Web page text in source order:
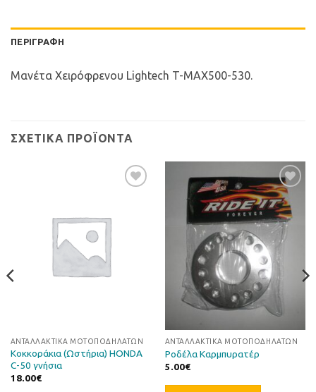
ΠΕΡΙΓΡΑΦΉ
Μανέτα Χειρόφρενου Lightech T-MAX500-530.
ΣΧΕΤΙΚΆ ΠΡΟΪΌΝΤΑ
Επιθυμιών
ΑΝΤΑΛΛΑΚΤΙΚΆ ΜΟΤΟΠΟΔΗΛΆΤΩΝ
Κοκκοράκια (Ωστήρια) HONDA
C-50 γνήσια
18.00€
Προσθήκη
στη Λίστα
Επιθυμιών
ΑΝΤΑΛΛΑΚΤΙΚΆ ΜΟΤΟΠΟΔΗΛΆΤΩΝ
Ροδέλα Καρμπυρατέρ
5.00€